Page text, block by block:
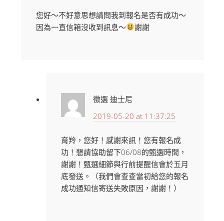
您好～不好意思想請問我到報名是否有成功～
因為一直信箱沒收到訊息～
謝謝
徵選 迪士尼
2019-05-20 at 11:37:25
育羚，您好！感謝來訊！您有報名成
功！懇請協助留下06/08的甄選時間，
謝謝！甄選細節與行前提醒信會於五月
底發送。（我們會查查當初給您的報名
成功通知信寄送失敗原因，謝謝！）